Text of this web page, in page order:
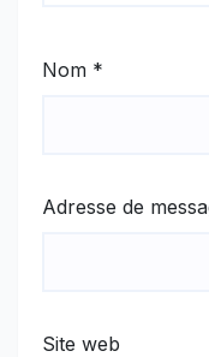
Nom *
Adresse de
Site web